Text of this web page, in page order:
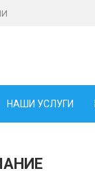
НАШИ УСЛУГИ